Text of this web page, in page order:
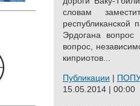
словам
республиканской
Эрдогана
вопрос,
киприотов...
Публикации |
15.05.2014 | 00:00